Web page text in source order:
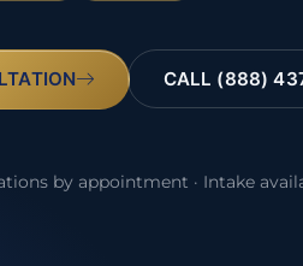
CALL (888)
by appointment · Intake